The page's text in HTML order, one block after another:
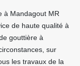
à Mandagout MR
de haute qualité à
gouttière à
sur
les travaux de la